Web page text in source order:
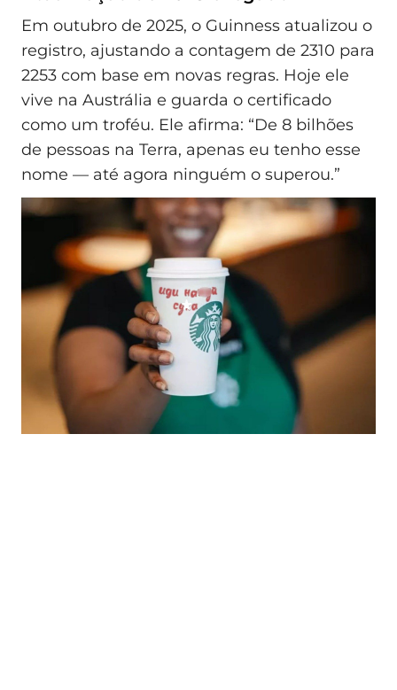
Em outubro de 2025, o Guinness atualizou o
registro, ajustando a contagem de 2310 para
2253 com base em novas regras. Hoje ele
vive na Austrália e guarda o certificado
como um troféu. Ele afirma: “De 8 bilhões
de pessoas na Terra, apenas eu tenho esse
nome — até agora ninguém o superou.”